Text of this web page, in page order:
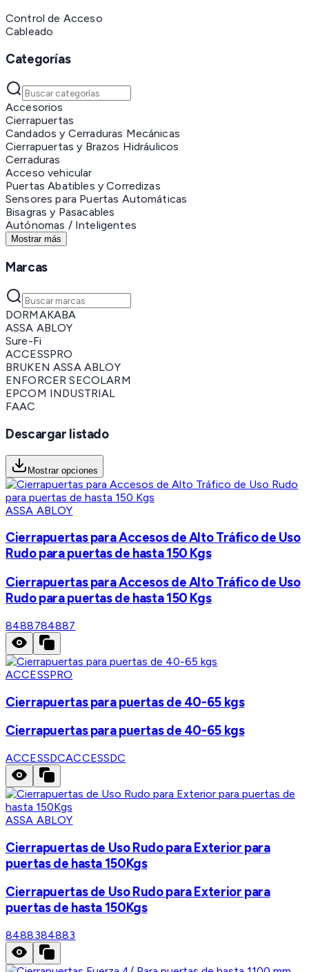
Control de Acceso
Cableado
Categorías
Accesorios
Cierrapuertas
Candados y Cerraduras Mecánicas
Cierrapuertas y Brazos Hidráulicos
Cerraduras
Acceso vehicular
Puertas Abatibles y Corredizas
Sensores para Puertas Automáticas
Bisagras y Pasacables
Autónomas / Inteligentes
Mostrar más
Marcas
DORMAKABA
ASSA ABLOY
Sure-Fi
ACCESSPRO
BRUKEN ASSA ABLOY
ENFORCER SECOLARM
EPCOM INDUSTRIAL
FAAC
Descargar listado
Mostrar opciones
ASSA ABLOY
Cierrapuertas para Accesos de Alto Tráfico de Uso
Rudo para puertas de hasta 150 Kgs
Cierrapuertas para Accesos de Alto Tráfico de Uso
Rudo para puertas de hasta 150 Kgs
8488784887
ACCESSPRO
Cierrapuertas para puertas de 40-65 kgs
Cierrapuertas para puertas de 40-65 kgs
ACCESSDCACCESSDC
ASSA ABLOY
Cierrapuertas de Uso Rudo para Exterior para
puertas de hasta 150Kgs
Cierrapuertas de Uso Rudo para Exterior para
puertas de hasta 150Kgs
8488384883